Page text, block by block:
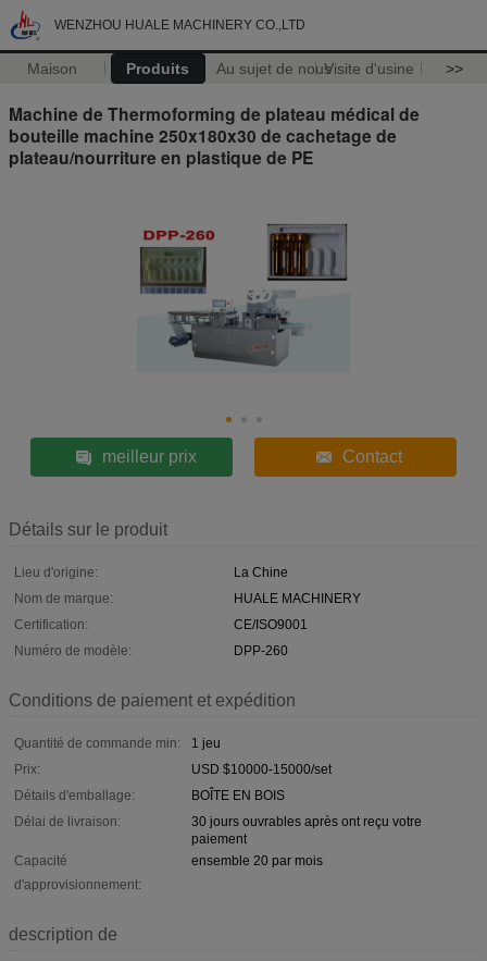
WENZHOU HUALE MACHINERY CO.,LTD
Maison Produits Au sujet de nousVisite d'usine >>
Machine de Thermoforming de plateau médical de
bouteille machine 250x180x30 de cachetage de
plateau/nourriture en plastique de PE
meilleur prix Contact
Détails sur le produit
Lieu d'origine:
La Chine
Nom de marque:
HUALE MACHINERY
Certification:
CE/ISO9001
Numéro de modèle:
DPP-260
Conditions de paiement et expédition
Quantité de commande min:
1 jeu
Prix:
USD $10000-15000/set
Détails d'emballage:
BOÎTE EN BOIS
Délai de livraison:
30 jours ouvrables après ont reçu votre
paiement
Capacité
d'approvisionnement:
ensemble 20 par mois
description de